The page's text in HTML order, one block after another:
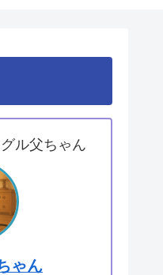
ル父ちゃん
ゃん